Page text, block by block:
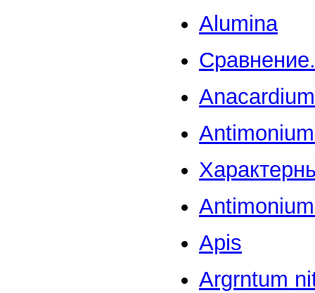
Alumina
Anacardium
Apis
Argrntum